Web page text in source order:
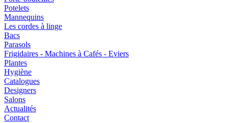
Potelets
Mannequins
Les cordes à linge
Bacs
Parasols
Frigidaires - Machines à Cafés - Eviers
Plantes
Hygiène
Catalogues
Designers
Salons
Actualités
Contact